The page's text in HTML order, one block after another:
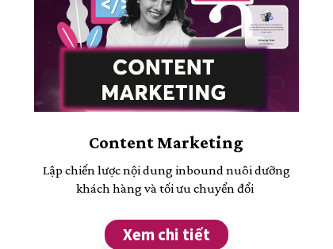
Xem chi tiết
Content Marketing
Lập chiến lược nội dung inbound nuôi dưỡng
khách hàng và tối ưu chuyển đổi